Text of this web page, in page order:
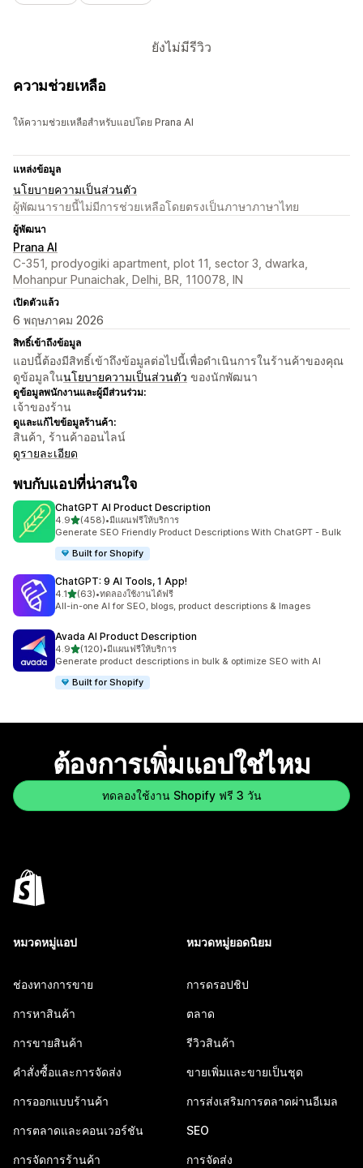
ยังไม่มีรีวิว
ความช่วยเหลือ
ให้ความช่วยเหลือสำหรับแอปโดย Prana AI
แหล่งข้อมูล
นโยบายความเป็นส่วนตัว
ผู้พัฒนารายนี้ไม่มีการช่วยเหลือโดยตรงเป็นภาษาภาษาไทย
ผู้พัฒนา
Prana AI
C-351, prodyogiki apartment, plot 11, sector 3, dwarka,
Mohanpur Punaichak, Delhi, BR, 110078, IN
เปิดตัวแล้ว
6 พฤษภาคม 2026
สิทธิ์เข้าถึงข้อมูล
แอปนี้ต้องมีสิทธิ์เข้าถึงข้อมูลต่อไปนี้เพื่อดำเนินการในร้านค้าของคุณ
ดูข้อมูลในนโยบายความเป็นส่วนตัว ของนักพัฒนา
ดูข้อมูลพนักงานและผู้มีส่วนร่วม:
เจ้าของร้าน
ดูและแก้ไขข้อมูลร้านค้า:
สินค้า, ร้านค้าออนไลน์
ดูรายละเอียด
พบกับแอปที่น่าสนใจ
ChatGPT AI Product Description
4.9เต็ม 5 ดาว
(458)
ทั้งหมด 458 รีวิว
•มีแผนฟรีให้บริการ
Generate SEO Friendly Product Descriptions With ChatGPT - Bulk
Built for Shopify
ChatGPT: 9 AI Tools, 1 App!
4.1เต็ม 5 ดาว
(63)
ทั้งหมด 63 รีวิว
•ทดลองใช้งานได้ฟรี
All-in-one AI for SEO, blogs, product descriptions & Images
Avada AI Product Description
4.9เต็ม 5 ดาว
(120)
ทั้งหมด 120 รีวิว
•มีแผนฟรีให้บริการ
Generate product descriptions in bulk & optimize SEO with AI
Built for Shopify
ต้องการเพิ่มแอปใช่ไหม
ทดลองใช้งาน Shopify ฟรี 3 วัน
หมวดหมู่แอป
ช่องทางการขาย
การหาสินค้า
การขายสินค้า
คำสั่งซื้อและการจัดส่ง
การออกแบบร้านค้า
การตลาดและคอนเวอร์ชัน
การจัดการร้านค้า
หมวดหมู่ยอดนิยม
การดรอปชิป
ตลาด
รีวิวสินค้า
ขายเพิ่มและขายเป็นชุด
การส่งเสริมการตลาดผ่านอีเมล
SEO
การจัดส่ง